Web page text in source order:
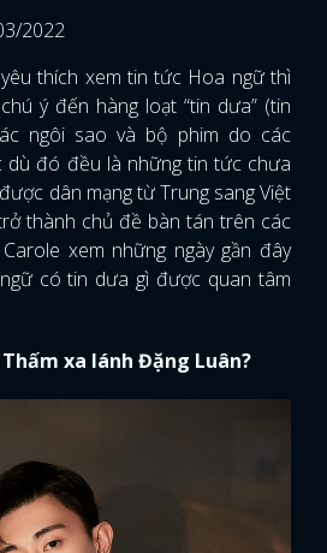
2022
thích xem tin tức Hoa ngữ thì
ý đến hàng loạt “tin dưa” (tin
ngôi sao và bộ phim do các
dù đó đều là những tin tức chưa
dân mạng từ Trung sang Việt
thành chủ đề bàn tán trên các
xem những ngày gần đây
có tin dưa gì được quan tâm
xa lánh Đặng Luân?